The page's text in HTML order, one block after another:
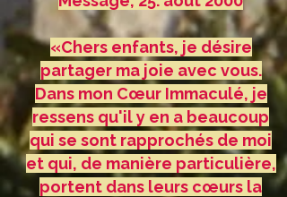
«Chers enfants, je désire
partager ma joie avec vous.
Dans mon Cœur Immaculé, je
ressens qu'il y en a beaucoup
qui se sont rapprochés de moi
et qui, de manière particulière,
portent dans leurs cœurs la